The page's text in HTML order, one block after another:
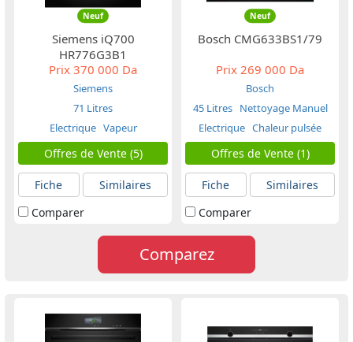
Neuf
Siemens iQ700
HR776G3B1
Prix 370 000 Da
Siemens
71 Litres
Electrique Vapeur
Offres de Vente (5)
Fiche
Similaires
Comparer
Neuf
Bosch CMG633BS1/79
Prix 269 000 Da
Bosch
45 Litres Nettoyage Manuel
Electrique Chaleur pulsée
Offres de Vente (1)
Fiche
Similaires
Comparer
Comparez